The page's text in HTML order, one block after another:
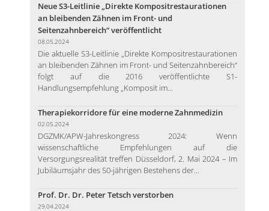
Neue S3-Leitlinie „Direkte Kompositrestaurationen
an bleibenden Zähnen im Front- und
Seitenzahnbereich“ veröffentlicht
08.05.2024
Die aktuelle S3-Leitlinie „Direkte Kompositrestaurationen
an bleibenden Zähnen im Front- und Seitenzahnbereich“
folgt auf die 2016 veröffentlichte S1-
Handlungsempfehlung „Komposit im...
Therapiekorridore für eine moderne Zahnmedizin
02.05.2024
DGZMK/APW-Jahreskongress 2024: Wenn
wissenschaftliche Empfehlungen auf die
Versorgungsrealität treffen Düsseldorf, 2. Mai 2024 – Im
Jubiläumsjahr des 50-jährigen Bestehens der...
Prof. Dr. Dr. Peter Tetsch verstorben
29.04.2024